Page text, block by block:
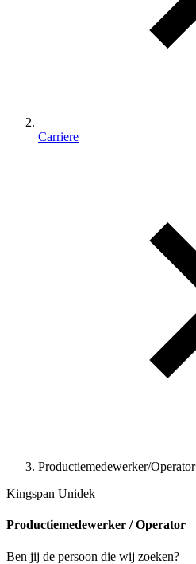
Carriere
Productiemedewerker/Operator
Kingspan Unidek
Productiemedewerker / Operator
Ben jij de persoon die wij zoeken?